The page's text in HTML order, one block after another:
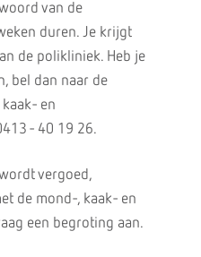
van de
duren. Je krijgt
de polikliniek. Heb je
bel dan naar de
en
- 40 19 26.
vergoed,
de mond-, kaak- en
een begroting aan.